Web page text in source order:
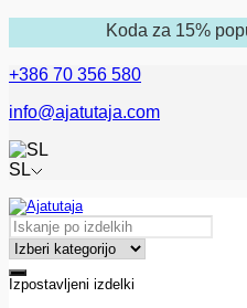
Koda za 15%
+386 70 356 580
info@ajatutaja.com
SL
Izpostavljeni izdelki